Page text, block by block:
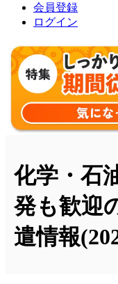
会員登録
ログイン
化学・石
発も歓迎
遣情報